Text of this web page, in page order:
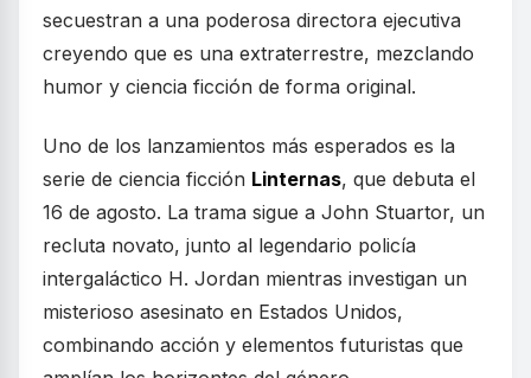
secuestran a una poderosa directora ejecutiva
creyendo que es una extraterrestre, mezclando
humor y ciencia ficción de forma original.
Uno de los lanzamientos más esperados es la
serie de ciencia ficción Linternas, que debuta el
16 de agosto. La trama sigue a John Stuartor, un
recluta novato, junto al legendario policía
intergaláctico H. Jordan mientras investigan un
misterioso asesinato en Estados Unidos,
combinando acción y elementos futuristas que